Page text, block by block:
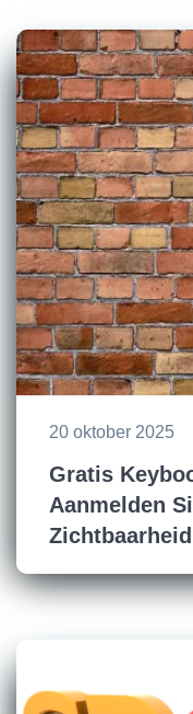
20 oktober 2025
Gratis
Aanmelden
Zichtbaarheid